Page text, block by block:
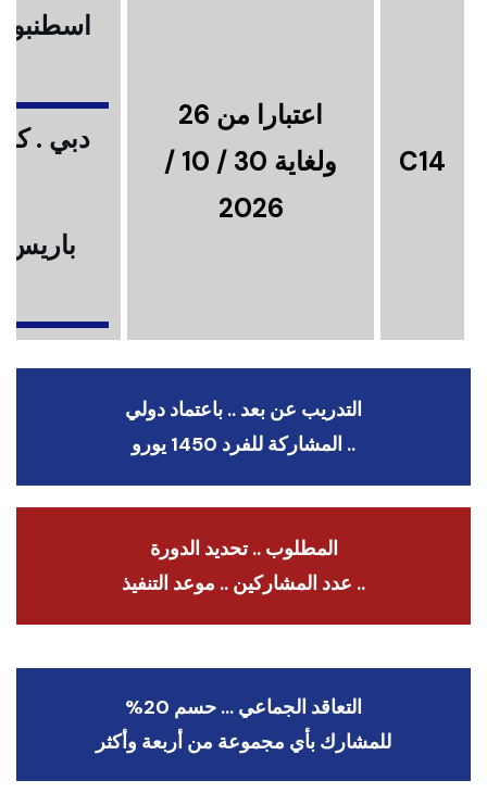
C14
اعتبارا من 26
ولغاية 30 / 10 /
2026
دبي .
باريس
التدريب عن بعد .. باعتماد دولي
.. المشاركة للفرد 1450 يورو
المطلوب .. تحديد الدورة
.. عدد المشاركين .. موعد التنفيذ
التعاقد الجماعي … حسم 20%
للمشارك بأي مجموعة من أربعة وأكثر